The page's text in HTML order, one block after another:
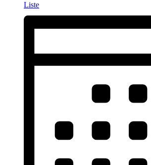
Liste